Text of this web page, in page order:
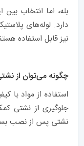
بله، اما انتخاب
دارد. لوله‌های
نیز قابل استفاده
چگونه می‌توان از
استفاده از مواد
جلوگیری از نشتی
نشتی پس از نصب